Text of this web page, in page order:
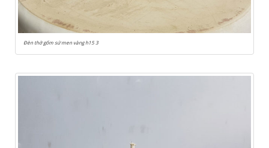
Đèn thờ gốm sứ men vàng h15 3